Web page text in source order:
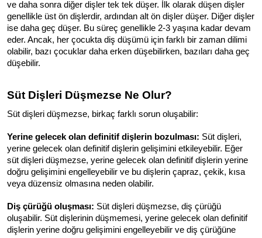
ve daha sonra diğer dişler tek tek düşer. İlk olarak düşen dişler
genellikle üst ön dişlerdir, ardından alt ön dişler düşer. Diğer dişler
ise daha geç düşer. Bu süreç genellikle 2-3 yaşına kadar devam
eder. Ancak, her çocukta diş düşümü için farklı bir zaman dilimi
olabilir, bazı çocuklar daha erken düşebilirken, bazıları daha geç
düşebilir.
Süt Dişleri Düşmezse Ne Olur?
Süt dişleri düşmezse, birkaç farklı sorun oluşabilir:
Yerine gelecek olan definitif dişlerin bozulması: Süt dişleri,
yerine gelecek olan definitif dişlerin gelişimini etkileyebilir. Eğer
süt dişleri düşmezse, yerine gelecek olan definitif dişlerin yerine
doğru gelişimini engelleyebilir ve bu dişlerin çapraz, çekik, kısa
veya düzensiz olmasına neden olabilir.
Diş çürüğü oluşması: Süt dişleri düşmezse, diş çürüğü
oluşabilir. Süt dişlerinin düşmemesi, yerine gelecek olan definitif
dişlerin yerine doğru gelişimini engelleyebilir ve diş çürüğüne